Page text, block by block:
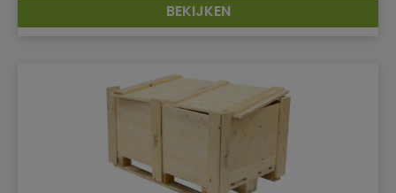
DETAILS
BEKIJKEN